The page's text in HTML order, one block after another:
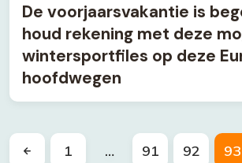
De voorjaarsvakantie is
houd rekening met deze
wintersportfiles op deze
hoofdwegen
1 … 91 92 93